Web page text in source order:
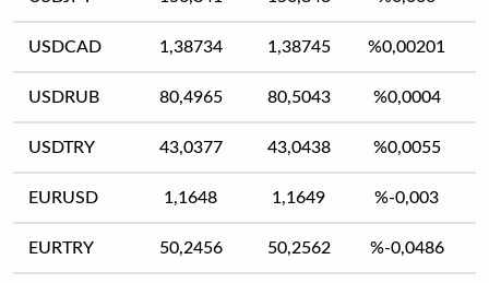
USDCAD 1,38734 1,38745 %0,00201
USDRUB 80,4965 80,5043 %0,0004
USDTRY 43,0377 43,0438 %0,0055
EURUSD 1,1648 1,1649 %-0,003
EURTRY 50,2456 50,2562 %-0,0486